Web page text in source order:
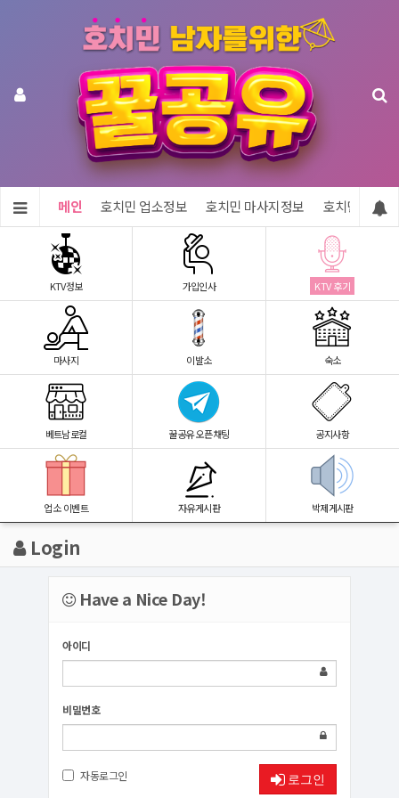
메인 호치민 업소정보 호치민 마사지정보 호치민 숙소
KTV정보 가입인사 KTV 후기
마사지 이발소 숙소
베트남로컬 꿀공유 오픈채팅 공지사항
업소 이벤트 자유게시판 박제게시판
Login
Have a Nice Day!
아이디
비밀번호
자동로그인 로그인